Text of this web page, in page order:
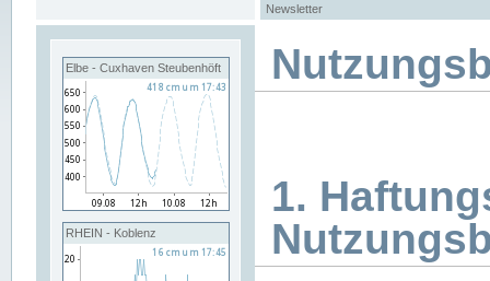
Newsletter
Elbe - Cuxhaven Steubenhöft
RHEIN - Koblenz
1.